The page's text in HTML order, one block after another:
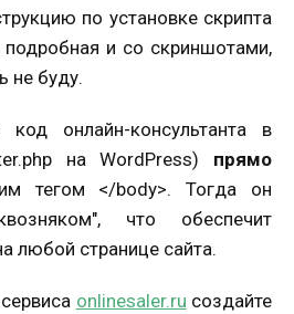
по установке скрипта
подробная и со скриншотами,
не буду.
код онлайн-консультанта в
на WordPress) прямо
тегом </body>. Тогда он
что обеспечит
любой странице сайта.
onlinesaler.ru создайте